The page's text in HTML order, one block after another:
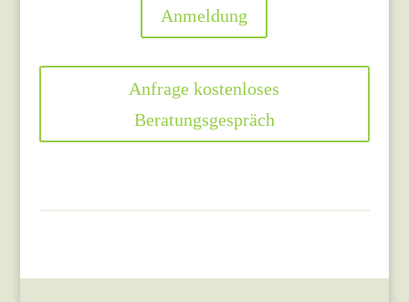
Anmeldung
Anfrage kostenloses
Beratungsgespräch